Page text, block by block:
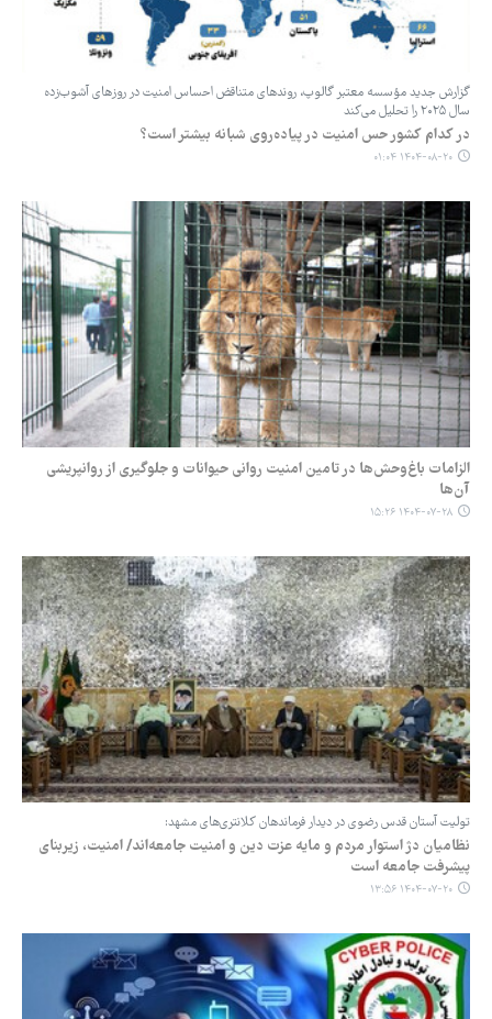
گزارش جدید مؤسسه معتبر گالوپ، روندهای متناقض احساس امنیت در روزهای آشوب‌زده
سال ۲۰۲۵ را تحلیل می‌کند
در کدام کشور حس امنیت در پیاده‌روی شبانه بیشتر است؟
۱۴۰۴-۰۸-۲۰ ۰۱:۰۴
الزامات باغ‌وحش‌ها در تامین امنیت روانی حیوانات و جلوگیری از روانپریشی
آن‌ها
۱۴۰۴-۰۷-۲۸ ۱۵:۲۶
تولیت آستان قدس رضوی در دیدار فرماندهان کلانتری‌های مشهد:
نظامیان دژ استوار مردم و مایه عزت دین و امنیت جامعه‌اند/ امنیت، زیربنای
پیشرفت جامعه است
۱۴۰۴-۰۷-۲۰ ۱۳:۵۶